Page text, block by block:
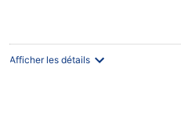
Afficher les détails